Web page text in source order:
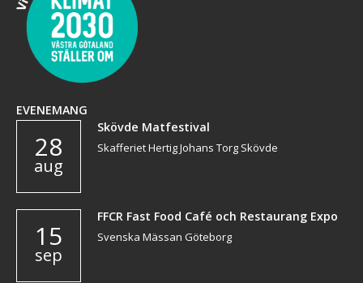
EVENEMANG
28
aug
Skövde Matfestival
Skafferiet Hertig Johans Torg Skövde
15
sep
FFCR Fast Food Café och Restaurang Expo
Svenska Mässan Göteborg